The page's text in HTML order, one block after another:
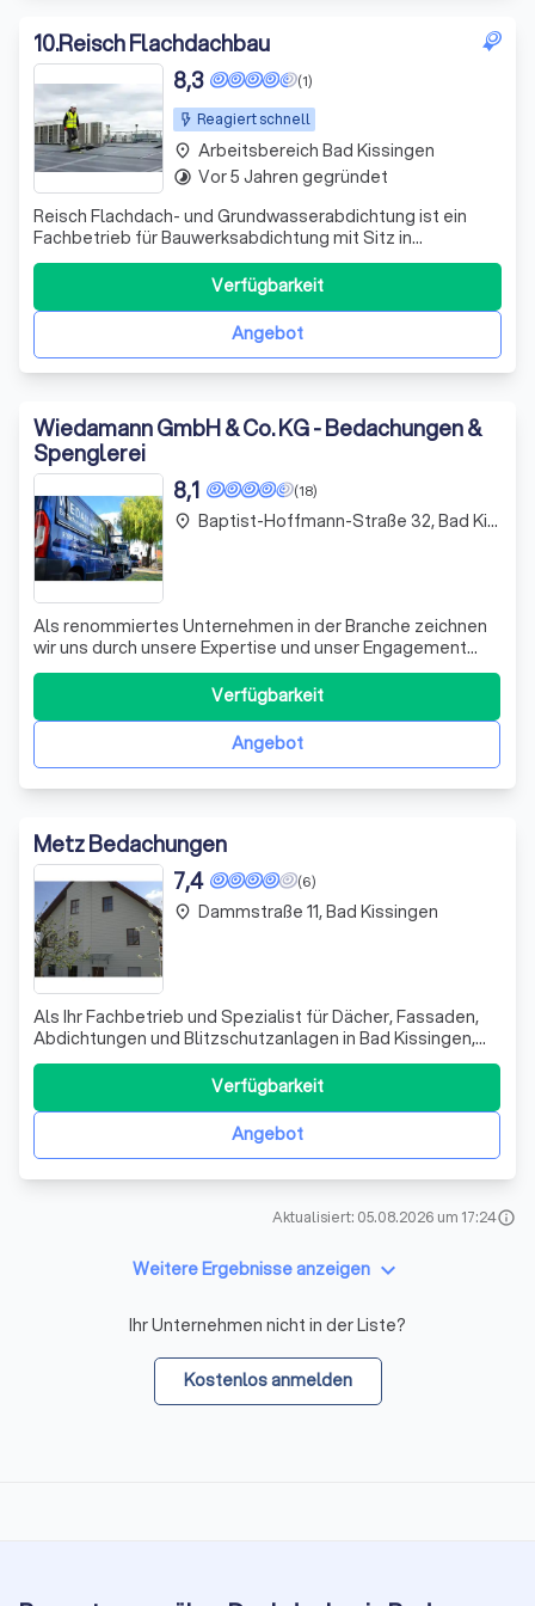
10.Reisch Flachdachbau
Reagiert schnell
(1)
8,3
Reisch Flachdach- und Grundwasserabdichtung ist ein
Fachbetrieb für Bauwerksabdichtung mit Sitz in
Bremerhaven (Wurster Str. 101). Mit über 10 Jahren
Erfahrung bietet das Unternehmen zuverlässige
Abdichtungslösungen – regional in Bremerhaven und
Angebot
Verfügbarkeit
place Arbeitsbereich Bad Kissingen
timelapse Vor 5 Jahren gegründet
Wiedamann GmbH & Co. KG - Bedachungen &
Spenglerei
(18)
8,1
Als renommiertes Unternehmen in der Branche zeichnen
wir uns durch unsere Expertise und unser Engagement
aus. Unser Team besteht aus hochqualifizierten
Fachleuten, die sich leidenschaftlich dafür einsetzen,
unseren Kunden erstklassige Dienstleistungen zu bieten.
Wir sind stolz darauf, dass wir uns d
Angebot
Verfügbarkeit
place Baptist-Hoffmann-Straße 32, Bad Kissingen
Metz Bedachungen
(6)
7,4
Als Ihr Fachbetrieb und Spezialist für Dächer, Fassaden,
Abdichtungen und Blitzschutzanlagen in Bad Kissingen,
sind wir stolz darauf, Mitglied des
Landesgesinnungsverbandes Bayerisches
Dachdeckerhandwerk zu sein. Unser Team von erfahrenen
Fachleuten ist bestrebt, Ihnen den bestmöglichen Service
Angebot
Verfügbarkeit
place Dammstraße 11, Bad Kissingen
Aktualisiert: 05.08.2026 um 17:24info
Weitere Ergebnisse anzeigen keyboard_arrow_down
Ihr Unternehmen nicht in der Liste?
Kostenlos anmelden